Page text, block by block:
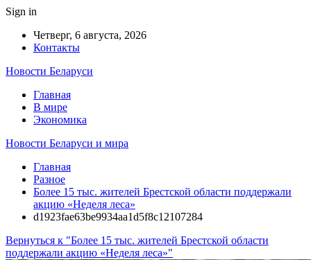
Sign in
Четверг, 6 августа, 2026
Контакты
Новости Беларуси
Главная
В мире
Экономика
Новости Беларуси и мира
Главная
Разное
Более 15 тыс. жителей Брестской области поддержали
акцию «Неделя леса»
d1923fae63be9934aa1d5f8c12107284
Вернуться к "Более 15 тыс. жителей Брестской области
поддержали акцию «Неделя леса»"